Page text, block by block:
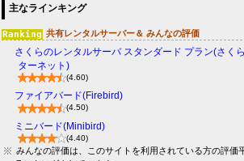
主なラインキング
共有レンタルサーバー＆ みんなの評価
さくらのレンタルサーバ スタンダード プラン(さく
ターネット)
(4.60)
ファイアバード(Firebird)
(4.50)
ミニバード(Minibird)
(4.40)
みんなの評価は、このサイトを利用されている方の評価